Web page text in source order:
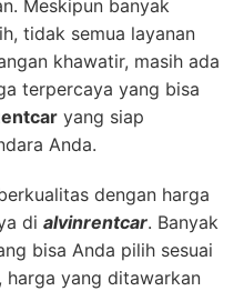
Meskipun banyak
tidak semua layanan
khawatir, masih ada
terpercaya yang bisa
yang siap
Anda.
dengan harga
di alvinrentcar. Banyak
bisa Anda pilih sesuai
harga yang ditawarkan